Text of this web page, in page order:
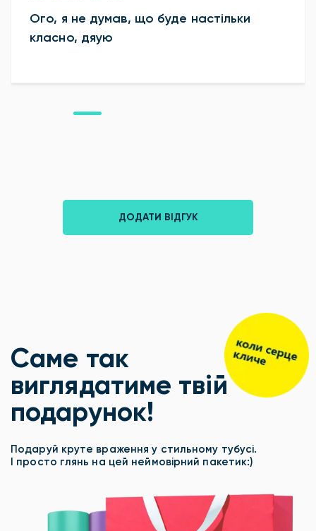
Ого, я не думав, що буде настільки
класно, дяую
ДОДАТИ ВІДГУК
Саме так
виглядатиме твій
подарунок!
Подаруй круте враження у стильному тубусі.
І просто глянь на цей неймовірний пакетик:)